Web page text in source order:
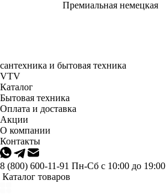
Премиальная немецкая
сантехника и бытовая техника
VTV
Каталог
Бытовая техника
Оплата и доставка
Акции
О компании
Контакты
8 (800) 600-11-91 Пн-Сб с 10:00 до 19:00
Каталог товаров